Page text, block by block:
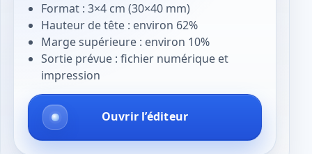
Format : 3×4 cm (30×40 mm)
Hauteur de tête : environ 62%
Marge supérieure : environ 10%
Sortie prévue : fichier numérique et
impression
Ouvrir l’éditeur